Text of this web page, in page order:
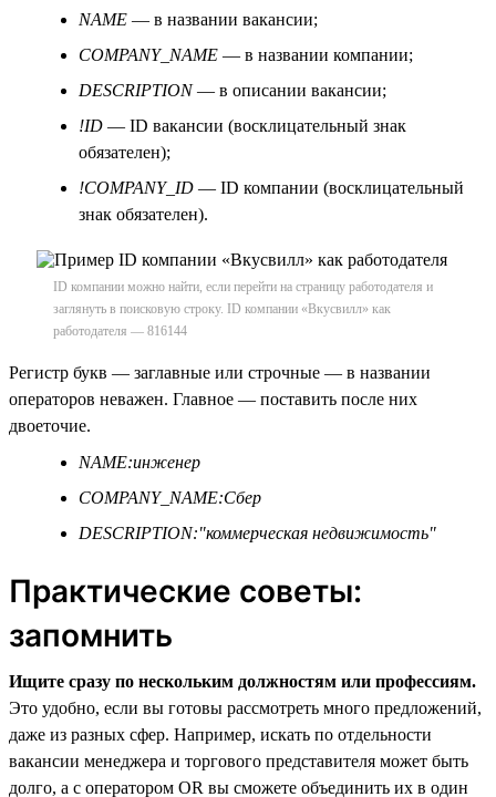
NAME — в названии вакансии;
COMPANY_NAME — в названии компании;
DESCRIPTION— в описании вакансии;
!ID — ID вакансии (восклицательный знак
обязателен);
!COMPANY_ID — ID компании (восклицательный
знак обязателен).
ID компании можно найти, если перейти на страницу работодателя и
заглянуть в поисковую строку. ID компании «Вкусвилл» как
работодателя — 816144
Регистр букв — заглавные или строчные — в названии
операторов неважен. Главное — поставить после них
двоеточие.
NAME:инженер
COMPANY_NAME:Сбер
DESCRIPTION:"коммерческая недвижимость"
Практические советы:
запомнить
Ищите сразу по нескольким должностям или профессиям.
Это удобно, если вы готовы рассмотреть много предложений,
даже из разных сфер. Например, искать по отдельности
вакансии менеджера и торгового представителя может быть
долго, а с оператором OR вы сможете объединить их в один